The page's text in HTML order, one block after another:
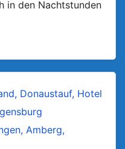
in den Nachtstunden